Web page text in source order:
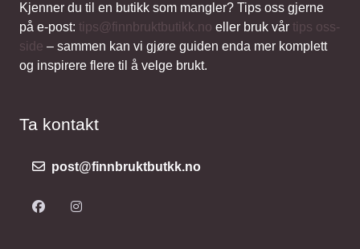
Kjenner du til en butikk som mangler? Tips oss gjerne
på e-post: tips@finnbruktbutikk.no eller bruk vår tips oss-
side – sammen kan vi gjøre guiden enda mer komplett
og inspirere flere til å velge brukt.
Ta kontakt
post@finnbruktbutkk.no